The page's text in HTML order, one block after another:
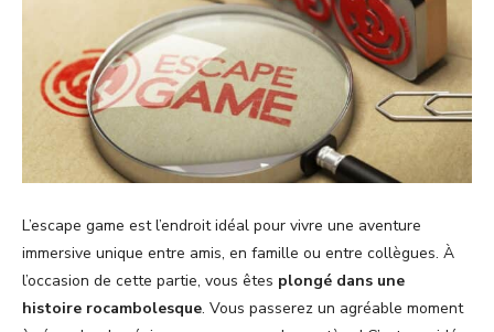
L’escape game est l’endroit idéal pour vivre une aventure
immersive unique entre amis, en famille ou entre collègues. À
l’occasion de cette partie, vous êtes plongé dans une
histoire rocambolesque. Vous passerez un agréable moment